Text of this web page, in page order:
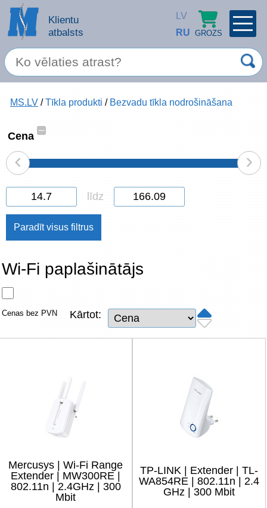
Klientu
atbalsts
LV
RU GROZS
Atcerēties
Aizmirsāt paroli?
Spec. piedāvājums
Servisa pakalpojumi
Apple produkti
Datortehnika
Datoru piederumi
Tīkla produkti
TV, Foto un elektronika
Renewd tehnika, Outlet
MS.LV /Tīkla produkti / Bezvadu tīkla nodrošināšana
Cena
–
‹ ›
līdz
Wi-Fi paplašinātājs
Cenas bez PVN Kārtot:
Mercusys | Wi-Fi Range
Extender | MW300RE |
802.11n | 2.4GHz | 300
Mbit
TP-LINK | Extender | TL-
WA854RE | 802.11n | 2.4
GHz | 300 Mbit